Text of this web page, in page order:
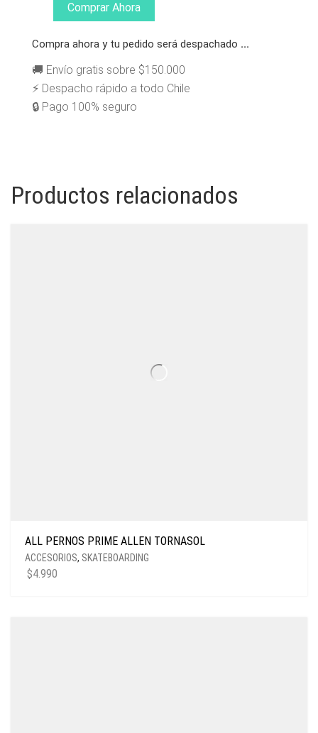
CANTIDAD
Comprar Ahora
Compra ahora y tu pedido será despachado ...
🚚 Envío gratis sobre $150.000
⚡ Despacho rápido a todo Chile
🔒 Pago 100% seguro
Productos relacionados
ALL PERNOS PRIME ALLEN TORNASOL
ACCESORIOS, SKATEBOARDING
$4.990